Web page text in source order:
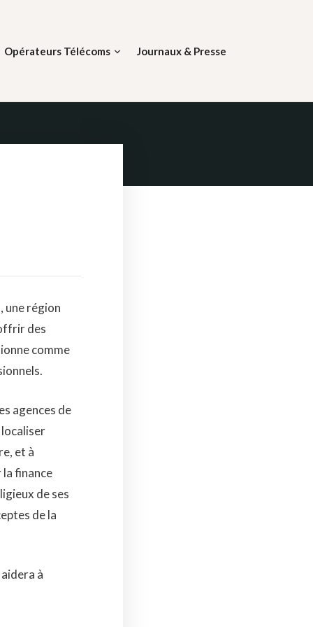
Opérateurs Télécoms Journaux & Presse
une région
des
comme
agences de
localiser
et à
la finance
de ses
de la
à